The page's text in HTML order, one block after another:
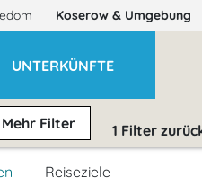
Koserow & Umgebung
UNTERKÜNFTE
Mehr Filter 1 Filter
Reiseziele